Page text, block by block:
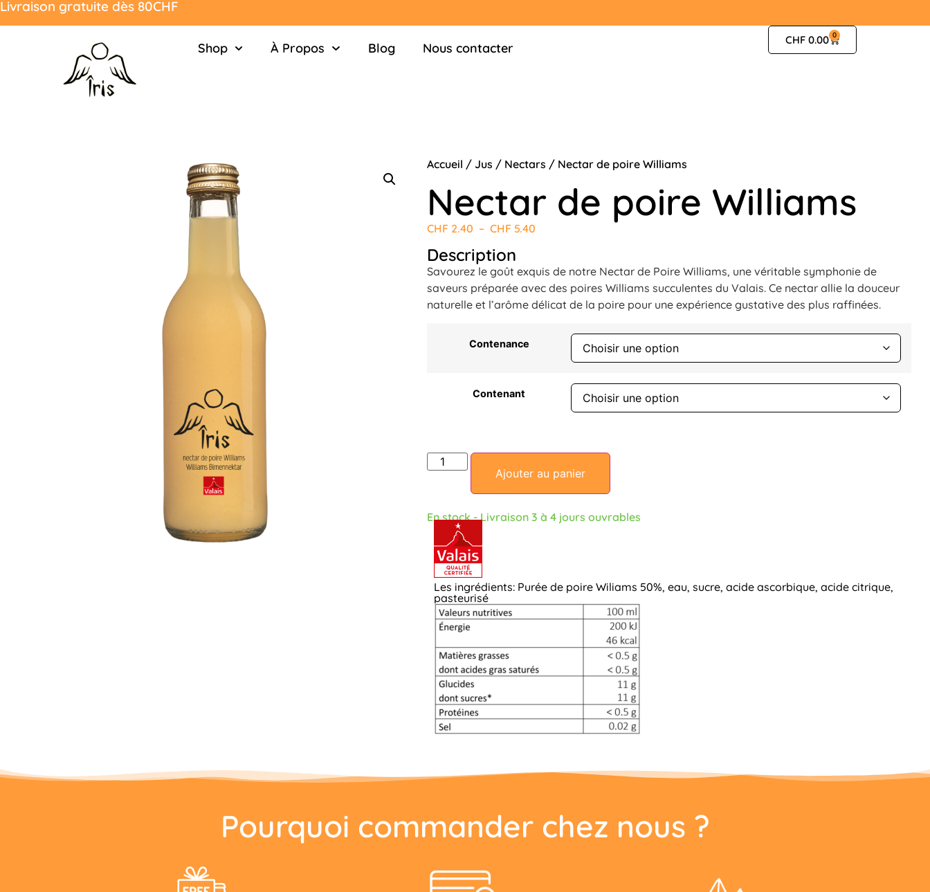
Livraison gratuite dès 80CHF
Shop À Propos Blog Nous contacter
CHF 0.00 0
Accueil / Jus / Nectars / Nectar de poire Williams
Nectar de poire Williams
CHF 2.40 – CHF 5.40
Description
Savourez le goût exquis de notre Nectar de Poire Williams, une véritable symphonie de
saveurs préparée avec des poires Williams succulentes du Valais. Ce nectar allie la douceur
naturelle et l’arôme délicat de la poire pour une expérience gustative des plus raffinées.
Contenance
Contenant
Ajouter au panier
En stock - Livraison 3 à 4 jours ouvrables
Les ingrédients: Purée de poire Wiliams 50%, eau, sucre, acide ascorbique, acide citrique,
pasteurisé
Pourquoi commander chez nous ?